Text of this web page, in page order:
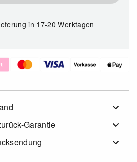
in 17-20 Werktagen
Garantie